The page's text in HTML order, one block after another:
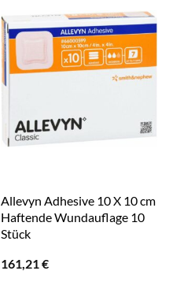
Allevyn Adhesive 10 X 10 cm
Haftende Wundauflage 10
Stück
161,21€